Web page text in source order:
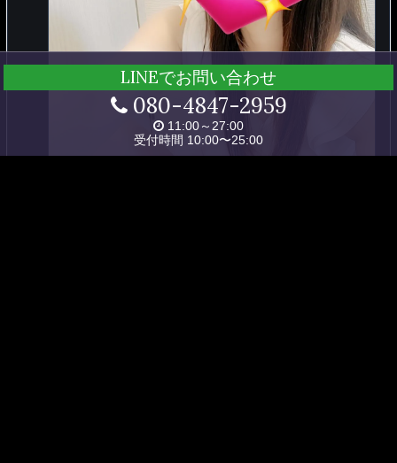
LINEでお問い合わせ
080-4847-2959
11:00～27:00
受付時間 10:00〜25:00